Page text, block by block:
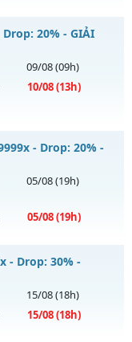
muhoalong.pro
08h ngày
20% - GIẢI
09/08(09h)
10/08(13h)
- Drop: 20% -
05/08(19h)
05/08(19h)
muhoalong.pro
19h ngày
- Drop: 30% -
15/08(18h)
15/08(18h)